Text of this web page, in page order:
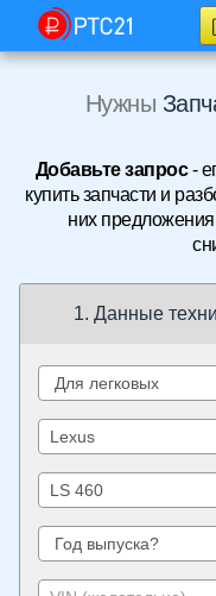
Нужны
Добавьте запрос-
купить запчасти и
них предложения
1. Данные